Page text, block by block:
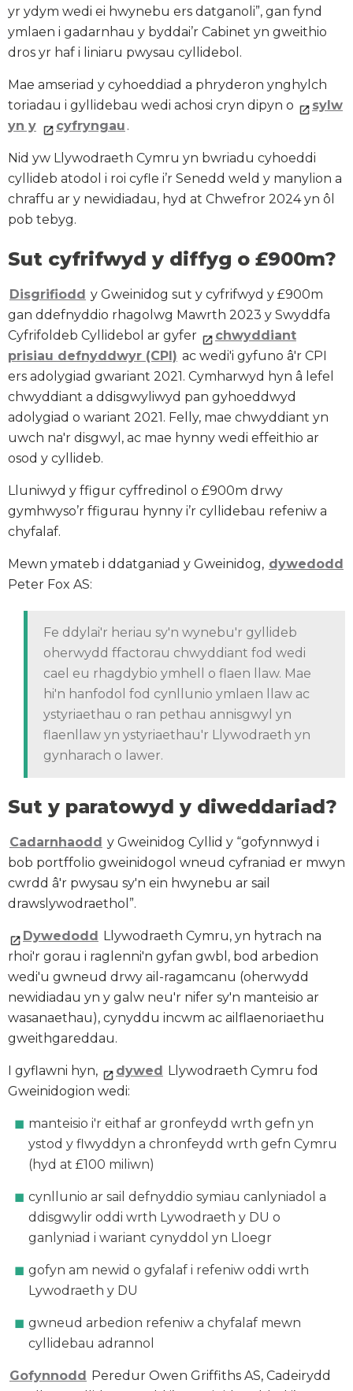
yr ydym wedi ei hwynebu ers datganoli”, gan fynd
ymlaen i gadarnhau y byddai’r Cabinet yn gweithio
dros yr haf i liniaru pwysau cyllidebol.
Mae amseriad y cyhoeddiad a phryderon ynghylch
toriadau i gyllidebau wedi achosi cryn dipyn o
sylw
yn y
cyfryngau .
Nid yw Llywodraeth Cymru yn bwriadu cyhoeddi
cyllideb atodol i roi cyfle i’r Senedd weld y manylion a
chraffu ar y newidiadau, hyd at Chwefror 2024 yn ôl
pob tebyg.
Sut cyfrifwyd y diffyg o £900m?
Disgrifiodd y Gweinidog sut y cyfrifwyd y £900m
gan ddefnyddio rhagolwg Mawrth 2023 y Swyddfa
Cyfrifoldeb Cyllidebol ar gyfer
chwyddiant
prisiau defnyddwyr (CPI) ac wedi'i gyfuno â'r CPI
ers adolygiad gwariant 2021. Cymharwyd hyn â lefel
chwyddiant a ddisgwyliwyd pan gyhoeddwyd
adolygiad o wariant 2021. Felly, mae chwyddiant yn
uwch na'r disgwyl, ac mae hynny wedi effeithio ar
osod y cyllideb.
Lluniwyd y ffigur cyffredinol o £900m drwy
gymhwyso’r ffigurau hynny i’r cyllidebau refeniw a
chyfalaf.
Mewn ymateb i ddatganiad y Gweinidog, dywedodd
Peter Fox AS:
Fe ddylai'r heriau sy'n wynebu'r gyllideb
oherwydd ffactorau chwyddiant fod wedi
cael eu rhagdybio ymhell o flaen llaw. Mae
hi'n hanfodol fod cynllunio ymlaen llaw ac
ystyriaethau o ran pethau annisgwyl yn
flaenllaw yn ystyriaethau'r Llywodraeth yn
gynharach o lawer.
Sut y paratowyd y diweddariad?
Cadarnhaodd y Gweinidog Cyllid y “gofynnwyd i
bob portffolio gweinidogol wneud cyfraniad er mwyn
cwrdd â'r pwysau sy'n ein hwynebu ar sail
drawslywodraethol”.
Dywedodd Llywodraeth Cymru, yn hytrach na
rhoi'r gorau i raglenni'n gyfan gwbl, bod arbedion
wedi'u gwneud drwy ail-ragamcanu (oherwydd
newidiadau yn y galw neu'r nifer sy'n manteisio ar
wasanaethau), cynyddu incwm ac ailflaenoriaethu
gweithgareddau.
I gyflawni hyn, dywed Llywodraeth Cymru fod
Gweinidogion wedi:
manteisio i'r eithaf ar gronfeydd wrth gefn yn
ystod y flwyddyn a chronfeydd wrth gefn Cymru
(hyd at £100 miliwn)
cynllunio ar sail defnyddio symiau canlyniadol a
ddisgwylir oddi wrth Lywodraeth y DU o
ganlyniad i wariant cynyddol yn Lloegr
gofyn am newid o gyfalaf i refeniw oddi wrth
Lywodraeth y DU
gwneud arbedion refeniw a chyfalaf mewn
cyllidebau adrannol
Gofynnodd Peredur Owen Griffiths AS, Cadeirydd